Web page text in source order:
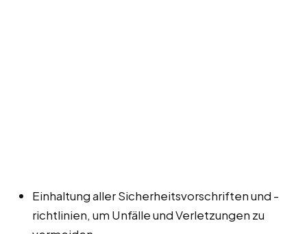
Einhaltung aller Sicherheitsvorschriften und -
richtlinien, um Unfälle und Verletzungen zu